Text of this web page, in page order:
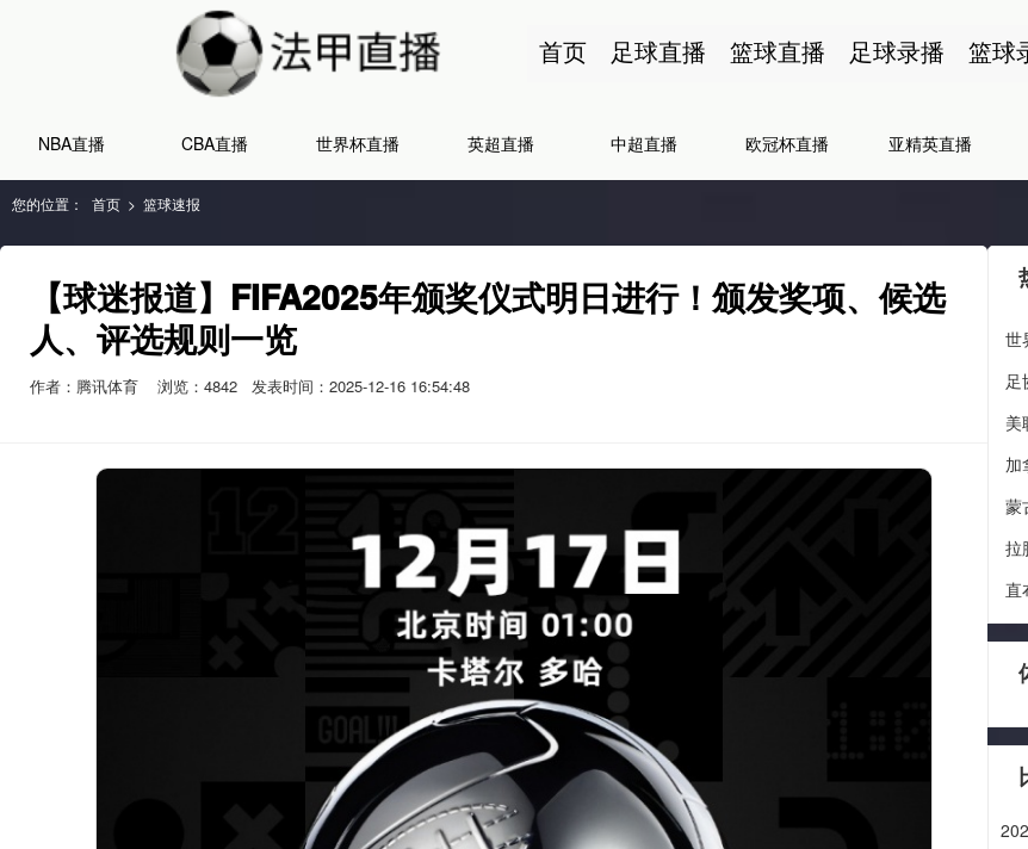
首页 足球直播 篮球直播 足球录播 篮球
NBA直播 CBA直播 世界杯直播 英超直播 中超直播 欧冠杯直播 亚精英直播
您的位置： 首页 > 篮球速报
【球迷报道】FIFA2025年颁奖仪式明日进行！颁发奖项、候选
人、评选规则一览
作者：腾讯体育 浏览： 4842 发表时间：2025-12-16 16:54:48
世
足
美
加
蒙
拉
直